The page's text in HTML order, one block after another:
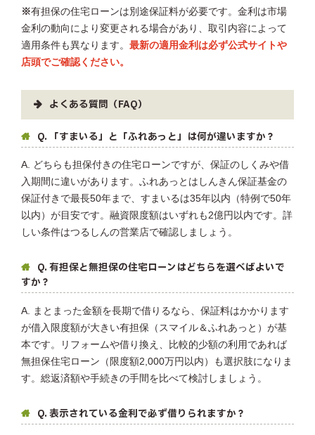
※有担保の住宅ローンは別途保証料が必要です。金利は市場
金利の動向により変更される場合があり、取引内容によって
適用条件も異なります。 最新の適用金利は必ず公式サイトや
店頭でご確認ください。
よくある質問（FAQ）
Q. 「すまいる」と「ふれあっと」は何が違いますか？
A. どちらも担保付きの住宅ローンですが、保証のしくみや借
入期間に違いがあります。ふれあっとはしんきん保証基金の
保証付きで最長50年まで、すまいるは35年以内（特例で50年
以内）が目安です。融資限度額はいずれも2億円以内です。詳
しい条件はつるしんの営業店で確認しましょう。
Q. 有担保と無担保の住宅ローンはどちらを選べばよいで
すか？
A. まとまった金額を長期で借りるなら、保証料はかかります
が借入限度額が大きい有担保（スマイル＆ふれあっと）が基
本です。リフォームや借り換え、比較的少額の利用であれば
無担保住宅ローン（限度額2,000万円以内）も選択肢になりま
す。総返済額や手続きの手間を比べて検討しましょう。
Q. 表示されている金利で必ず借りられますか？